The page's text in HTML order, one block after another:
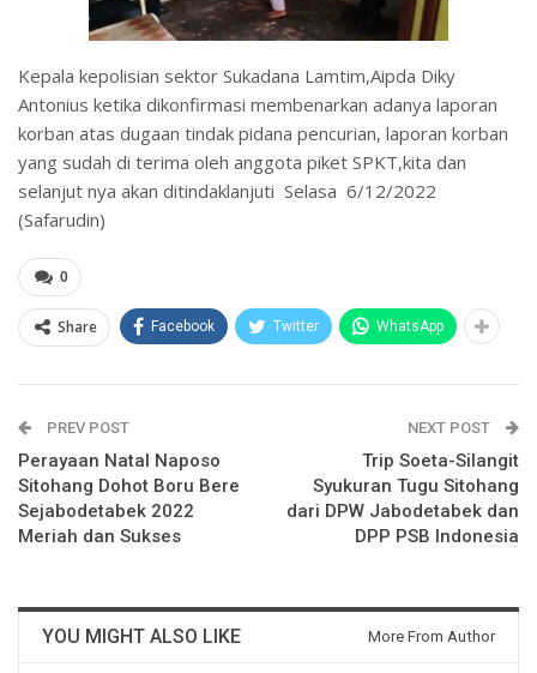
Kepala kepolisian sektor Sukadana Lamtim,Aipda Diky
Antonius ketika dikonfirmasi membenarkan adanya laporan
korban atas dugaan tindak pidana pencurian, laporan korban
yang sudah di terima oleh anggota piket SPKT,kita dan
selanjut nya akan ditindaklanjuti Selasa 6/12/2022
(Safarudin)
0
Share Facebook Twitter WhatsApp
PREV POST
Perayaan Natal Naposo
Sitohang Dohot Boru Bere
Sejabodetabek 2022
Meriah dan Sukses
NEXT POST
Trip Soeta-Silangit
Syukuran Tugu Sitohang
dari DPW Jabodetabek dan
DPP PSB Indonesia
YOU MIGHT ALSO LIKE More From Author